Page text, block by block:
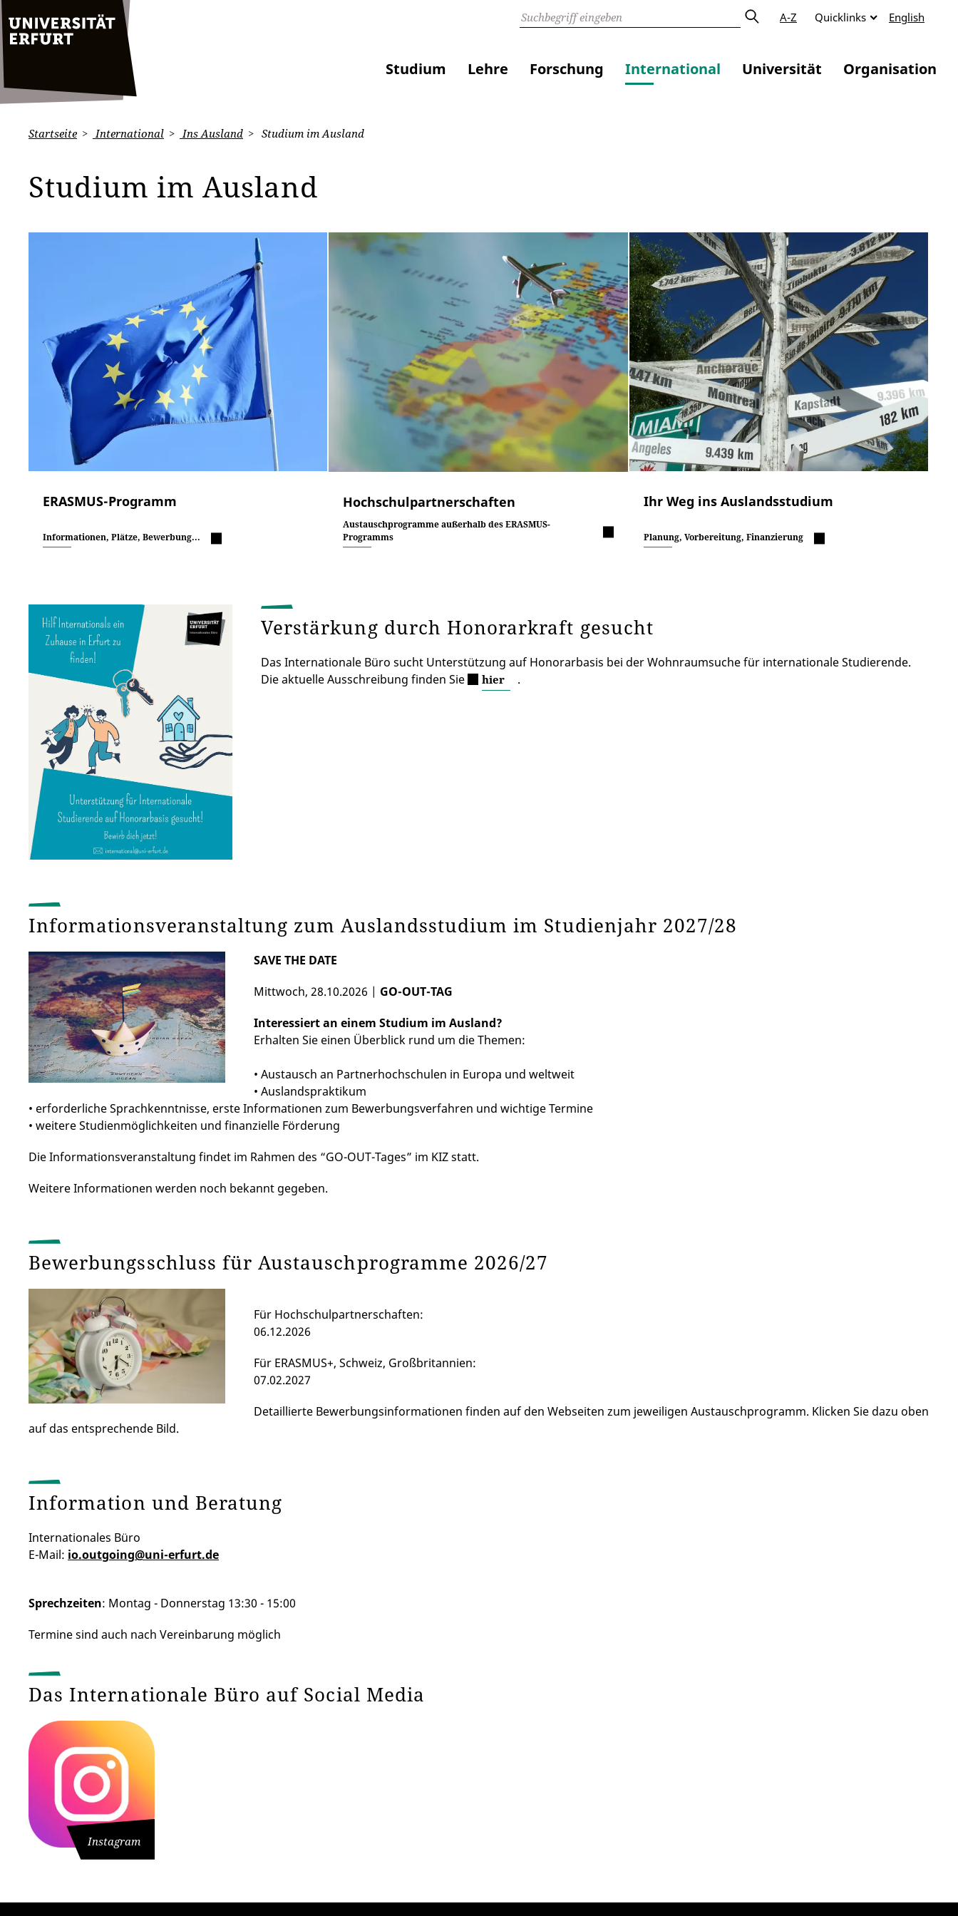
A-Z Quicklinks English
Studium Lehre Forschung International Universität Organisation
Startseite International Ins Ausland Studium im Ausland
Studium im Ausland
ERASMUS-Programm
Informationen, Plätze, Bewerbung...
Hochschulpartnerschaften
Austauschprogramme außerhalb des ERASMUS-
Programms
Ihr Weg ins Auslandsstudium
Planung, Vorbereitung, Finanzierung
Verstärkung durch Honorarkraft gesucht
Das Internationale Büro sucht Unterstützung auf Honorarbasis bei der Wohnraumsuche für internationale Studierende.
Die aktuelle Ausschreibung finden Sie
hier .
Informationsveranstaltung zum Auslandsstudium im Studienjahr 2027/28
SAVE THE DATE
Mittwoch, 28.10.2026 | GO-OUT-TAG
Interessiert an einem Studium im Ausland?
Erhalten Sie einen Überblick rund um die Themen:
• Austausch an Partnerhochschulen in Europa und weltweit
• Auslandspraktikum
• erforderliche Sprachkenntnisse, erste Informationen zum Bewerbungsverfahren und wichtige Termine
• weitere Studienmöglichkeiten und finanzielle Förderung
Die Informationsveranstaltung findet im Rahmen des “GO-OUT-Tages” im KIZ statt.
Weitere Informationen werden noch bekannt gegeben.
Bewerbungsschluss für Austauschprogramme 2026/27
Für Hochschulpartnerschaften:
06.12.2026
Für ERASMUS+, Schweiz, Großbritannien:
07.02.2027
Detaillierte Bewerbungsinformationen finden auf den Webseiten zum jeweiligen Austauschprogramm. Klicken Sie dazu oben
auf das entsprechende Bild.
Information und Beratung
Internationales Büro
E-Mail: io.outgoing@uni-erfurt.de
Sprechzeiten: Montag - Donnerstag 13:30 - 15:00
Termine sind auch nach Vereinbarung möglich
Das Internationale Büro auf Social Media
Instagram